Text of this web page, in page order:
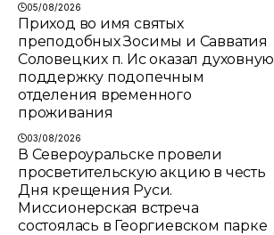
05/08/2026
Приход во имя святых
преподобных Зосимы и Савватия
Соловецких п. Ис оказал духовную
поддержку подопечным
отделения временного
проживания
03/08/2026
В Североуральске провели
просветительскую акцию в честь
Дня крещения Руси.
Миссионерская встреча
состоялась в Георгиевском парке